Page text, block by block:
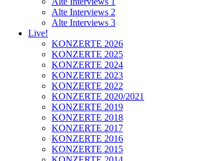
Alte Interviews 2
Alte Interviews 3
Live!
KONZERTE 2026
KONZERTE 2025
KONZERTE 2024
KONZERTE 2023
KONZERTE 2022
KONZERTE 2020/2021
KONZERTE 2019
KONZERTE 2018
KONZERTE 2017
KONZERTE 2016
KONZERTE 2015